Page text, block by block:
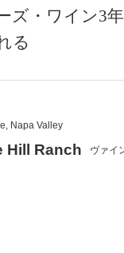
ズ・ワイン3
る
Napa Valley
Hill Ranch ヴァイ